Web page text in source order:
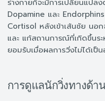
Dopamine และ
Cortisol หลังเข้าเส้นชัย น
และ แก้สถานการณ์ที่เกิดขึ้นร
ยอมรับเมื่อผลการวิ่งไม่ได้เป็
การดูแลนักวิ่งทางด้า